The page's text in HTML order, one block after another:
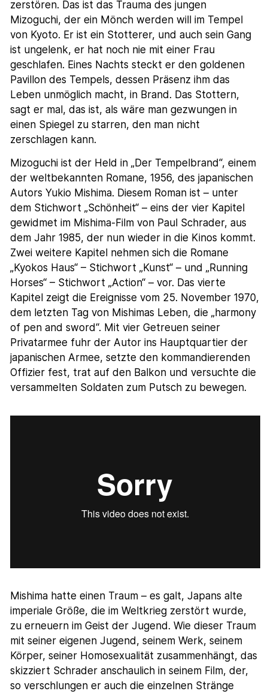
zerstören. Das ist das Trauma des jungen
Mizoguchi, der ein Mönch werden will im Tempel
von Kyoto. Er ist ein Stotterer, und auch sein Gang
ist ungelenk, er hat noch nie mit einer Frau
geschlafen. Eines Nachts steckt er den goldenen
Pavillon des Tempels, dessen Präsenz ihm das
Leben unmöglich macht, in Brand. Das Stottern,
sagt er mal, das ist, als wäre man gezwungen in
einen Spiegel zu starren, den man nicht
zerschlagen kann.
Mizoguchi ist der Held in „Der Tempelbrand“, einem
der weltbekannten Romane, 1956, des japanischen
Autors Yukio Mishima. Diesem Roman ist – unter
dem Stichwort „Schönheit“ – eins der vier Kapitel
gewidmet im Mishima-Film von Paul Schrader, aus
dem Jahr 1985, der nun wieder in die Kinos kommt.
Zwei weitere Kapitel nehmen sich die Romane
„Kyokos Haus“ – Stichwort „Kunst“ – und „Running
Horses“ – Stichwort „Action“ – vor. Das vierte
Kapitel zeigt die Ereignisse vom 25. November 1970,
dem letzten Tag von Mishimas Leben, die „harmony
of pen and sword“. Mit vier Getreuen seiner
Privatarmee fuhr der Autor ins Hauptquartier der
japanischen Armee, setzte den kommandierenden
Offizier fest, trat auf den Balkon und versuchte die
versammelten Soldaten zum Putsch zu bewegen.
Mishima hatte einen Traum – es galt, Japans alte
imperiale Größe, die im Weltkrieg zerstört wurde,
zu erneuern im Geist der Jugend. Wie dieser Traum
mit seiner eigenen Jugend, seinem Werk, seinem
Körper, seiner Homosexualität zusammenhängt, das
skizziert Schrader anschaulich in seinem Film, der,
so verschlungen er auch die einzelnen Stränge